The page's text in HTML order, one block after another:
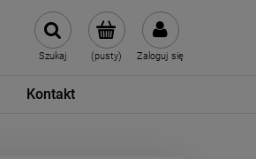
(pusty) Zaloguj się
Szukaj
Kontakt